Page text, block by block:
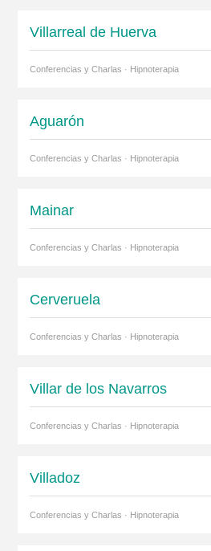
Villarreal de Huerva
Conferencias y Charlas · Hipnoterapia
Aguarón
Conferencias y Charlas · Hipnoterapia
Mainar
Conferencias y Charlas · Hipnoterapia
Cerveruela
Conferencias y Charlas · Hipnoterapia
Villar de los Navarros
Conferencias y Charlas · Hipnoterapia
Villadoz
Conferencias y Charlas · Hipnoterapia